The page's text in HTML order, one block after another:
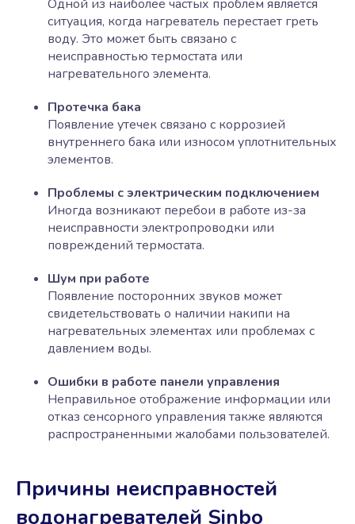
Одной из наиболее частых проблем является
ситуация, когда нагреватель перестает греть
воду. Это может быть связано с
неисправностью термостата или
нагревательного элемента.
Протечка бака
Появление утечек связано с коррозией
внутреннего бака или износом уплотнительных
элементов.
Проблемы с электрическим подключением
Иногда возникают перебои в работе из-за
неисправности электропроводки или
повреждений термостата.
Шум при работе
Появление посторонних звуков может
свидетельствовать о наличии накипи на
нагревательных элементах или проблемах с
давлением воды.
Ошибки в работе панели управления
Неправильное отображение информации или
отказ сенсорного управления также являются
распространенными жалобами пользователей.
Причины неисправностей
водонагревателей Sinbo